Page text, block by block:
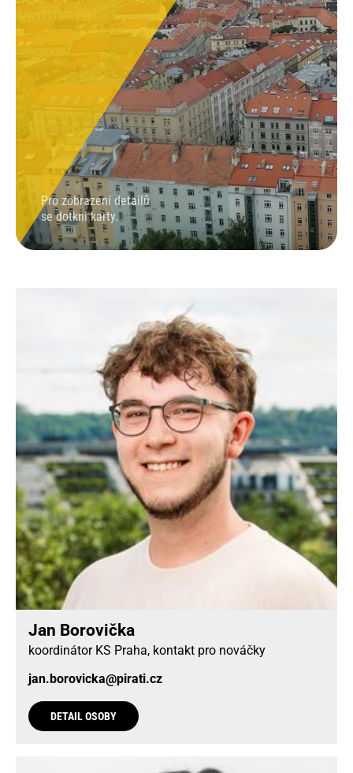
Pro zobrazení detailů
se dotkni karty.
Jan Borovička
koordinátor KS Praha, kontakt pro nováčky
jan.borovicka@pirati.cz
DETAIL OSOBY